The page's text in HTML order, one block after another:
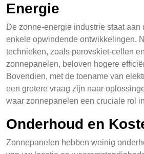
Energie
De zonne-energie industrie staat aan
enkele opwindende ontwikkelingen.
technieken, zoals perovskiet-cellen
zonnepanelen, beloven hogere
Bovendien, met de toename van
een grotere vraag zijn naar
waar zonnepanelen een cruciale rol
Onderhoud en
Zonnepanelen hebben weinig